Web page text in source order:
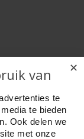
✕
van
te
te bieden
Ook delen we
met onze